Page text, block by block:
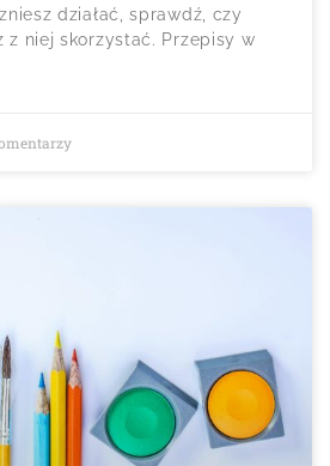
działać, sprawdź, czy
z niej skorzystać. Przepisy w